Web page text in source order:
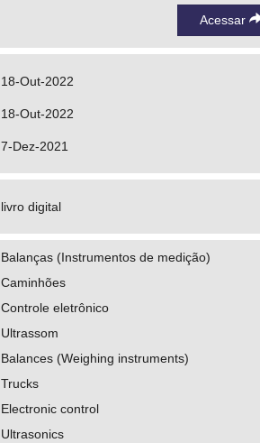
Acessar
18-Out-2022
18-Out-2022
7-Dez-2021
livro digital
Balanças (Instrumentos de medição)
Caminhões
Controle eletrônico
Ultrassom
Balances (Weighing instruments)
Trucks
Electronic control
Ultrasonics